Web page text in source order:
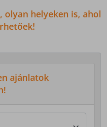
helyeken is, ahol
ajánlatok